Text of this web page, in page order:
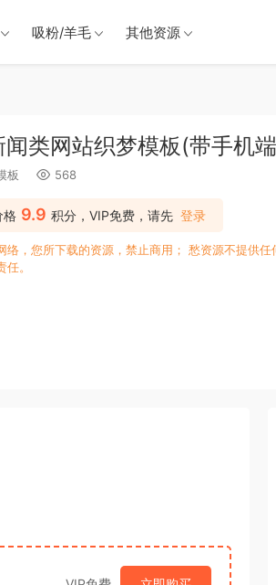
吸粉/羊毛 其他资源
类网站织梦模板(带手机
板 568
格 9.9 积分，VIP免费，请先 登录
络，您所下载的资源，禁止商用； 愁资源不提供
。